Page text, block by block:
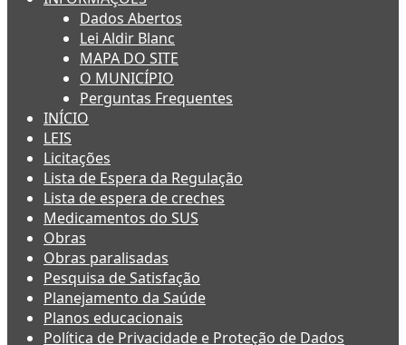
Dados Abertos
Lei Aldir Blanc
MAPA DO SITE
O MUNICÍPIO
Perguntas Frequentes
INÍCIO
LEIS
Licitações
Lista de Espera da Regulação
Lista de espera de creches
Medicamentos do SUS
Obras
Obras paralisadas
Pesquisa de Satisfação
Planejamento da Saúde
Planos educacionais
Política de Privacidade e Proteção de Dados